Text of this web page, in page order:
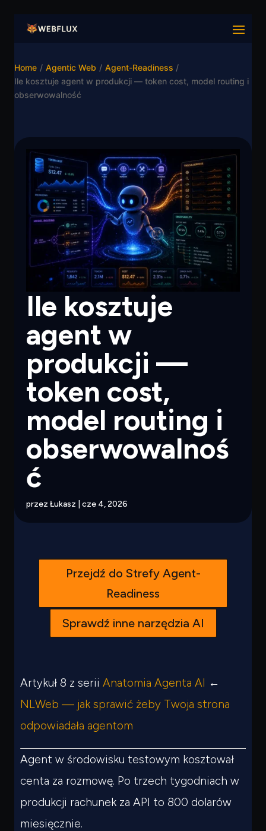
Home / Agentic Web / Agent-Readiness /
Ile kosztuje agent w produkcji — token cost, model routing i
obserwowalność
Ile kosztuje
agent w
produkcji —
token cost,
model routing i
obserwowalnoś
ć
przez Łukasz cze 4, 2026
Przejdź do Strefy Agent-
Readiness
Sprawdź inne narzędzia AI
Artykuł 8 z serii Anatomia Agenta AI ←
NLWeb — jak sprawić żeby Twoja strona
odpowiadała agentom
Agent w środowisku testowym kosztował
centa za rozmowę. Po trzech tygodniach w
produkcji rachunek za API to 800 dolarów
miesięcznie.